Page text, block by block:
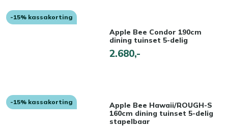
-15% kassakorting
Apple Bee Condor 190cm
dining tuinset 5-delig
2.680,-
-15% kassakorting
Apple Bee Hawaii/ROUGH-S
160cm dining tuinset 5-delig
stapelbaar